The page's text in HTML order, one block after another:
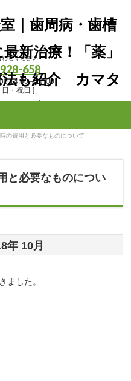
わせください
658
14:00～17:00
・祝日 ]
時の費用と必要なものについて
と必要なものについ
10月
ました。